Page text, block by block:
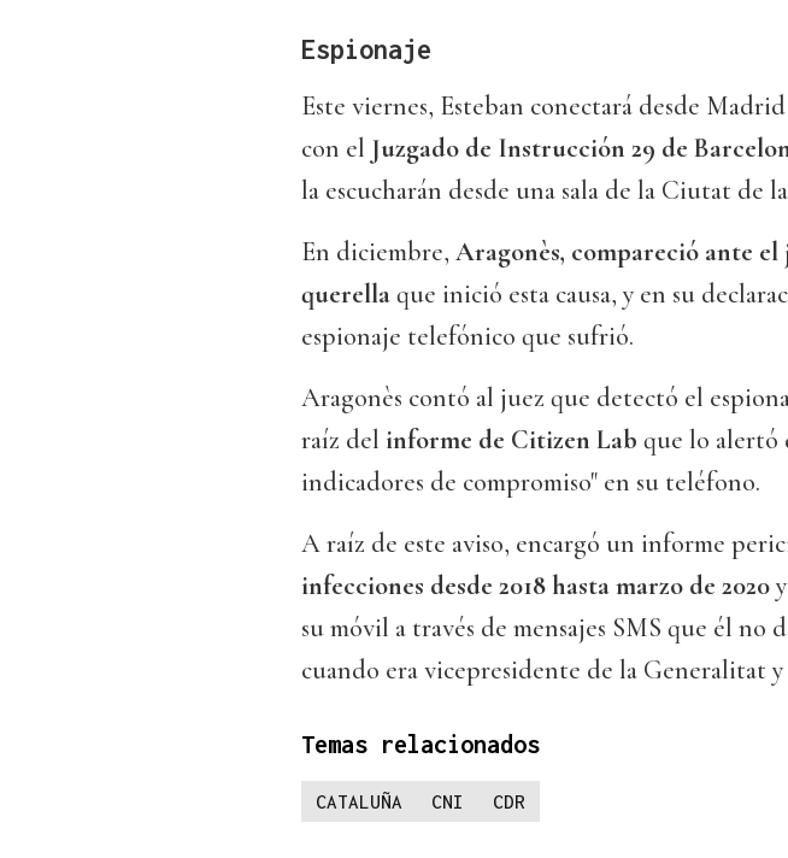
Espionaje
Este viernes, Esteban conectará desde
con el Juzgado de Instrucción 29 de
la escucharán desde una sala de la Ciutat de
En diciembre, Aragonès, compareció ante
querellaque inició esta causa, y en su
espionaje telefónico que sufrió.
Aragonès contó al juez que detectó el
raíz del informe de Citizen Lab que lo alertó
indicadores de compromiso" en su teléfono.
A raíz de este aviso, encargó un informe
infecciones desde 2018 hasta marzo de 2020
su móvil a través de mensajes SMS que él no
cuando era vicepresidente de la Generalitat
Temas relacionados
CATALUÑA CNI CDR